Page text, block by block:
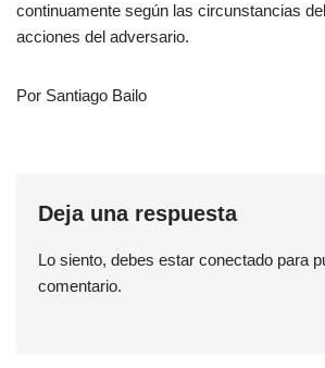
continuamente según las circunstancias
acciones del adversario.
Por Santiago Bailo
Deja una respuesta
Lo siento, debes estar conectado para
comentario.